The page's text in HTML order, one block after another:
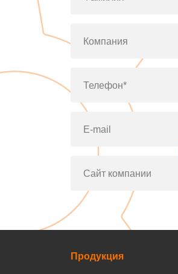
Компания
Телефон*
E-mail
Сайт компании
Продукция